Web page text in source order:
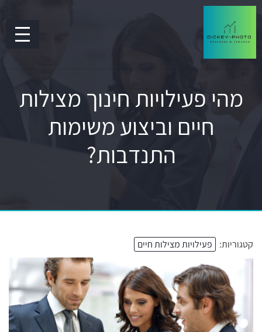
מהי פעילויות חינוך מצילות
חיים וביצוע משימות
התנדבות?
קטגוריות: פעילויות מצילות חיים